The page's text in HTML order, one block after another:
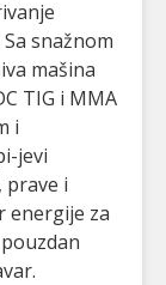
snažnom
mašina
TIG i MMA
i
jevi
i
energije za